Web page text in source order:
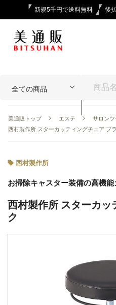
新規5千円で送料無料 後
美通販トップ エステ サロン
西村製作所 スターカッティングチェア ブ
西村製作所
お掃除キャスター装備の高機
西村製作所 スターカッ
ク